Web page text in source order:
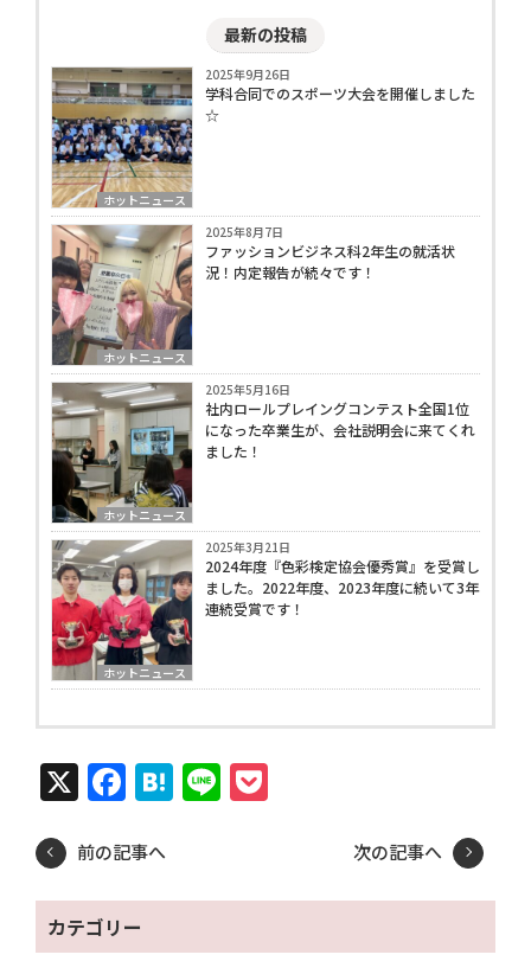
最新の投稿
ホットニュース
2025年9月26日
学科合同でのスポーツ大会を開催しました
☆
ホットニュース
2025年8月7日
ファッションビジネス科2年生の就活状
況！内定報告が続々です！
ホットニュース
2025年5月16日
社内ロールプレイングコンテスト全国1位
になった卒業生が、会社説明会に来てくれ
ました！
ホットニュース
2025年3月21日
2024年度『色彩検定協会優秀賞』を受賞し
ました。2022年度、2023年度に続いて3年
連続受賞です！
X Facebook
Hatena
Line
前の記事へ 次の記事へ
カテゴリー